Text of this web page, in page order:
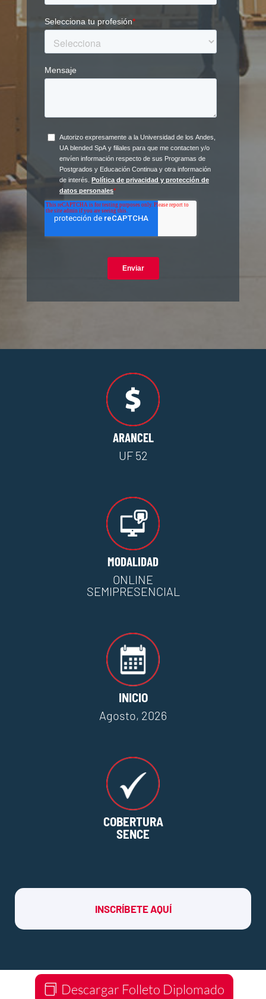
ARANCEL
UF 52
MODALIDAD
ONLINE
SEMIPRESENCIAL
INICIO
Agosto, 2026
COBERTURA
SENCE
INSCRÍBETE AQUÍ
Descargar Folleto Diplomado